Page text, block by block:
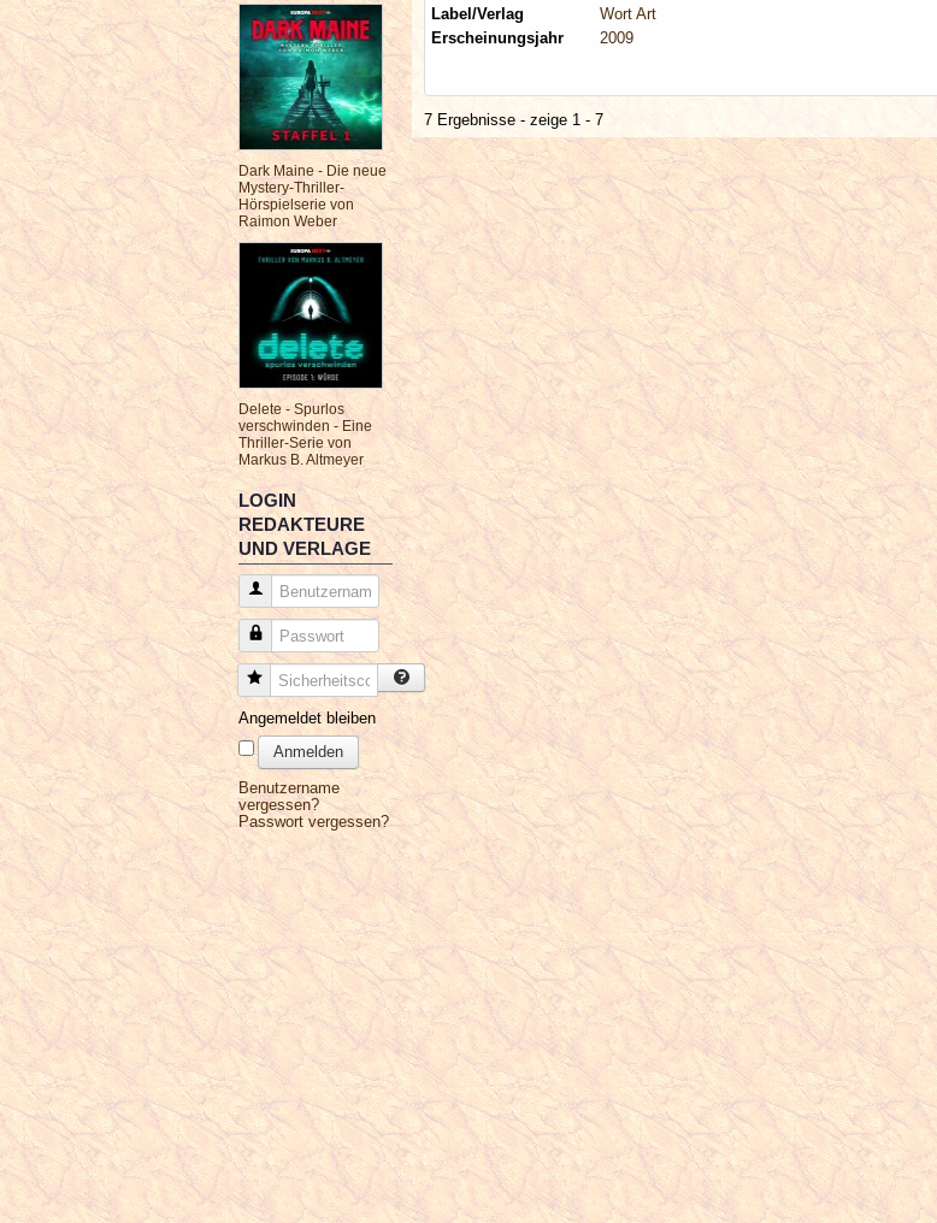
Dark Maine - Die neue
Mystery-Thriller-
Hörspielserie von
Raimon Weber
Delete - Spurlos
verschwinden - Eine
Thriller-Serie von
Markus B. Altmeyer
LOGIN
REDAKTEURE
UND VERLAGE
Benutzername
Passwort
Sicherheitscode
Angemeldet bleiben
Anmelden
Benutzername
vergessen?
Passwort vergessen?
Label/Verlag
Wort Art
Erscheinungsjahr
2009
7 Ergebnisse - zeige 1 - 7